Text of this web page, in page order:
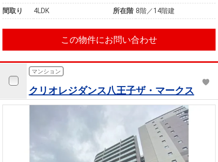
間取り 4LDK 所在階 8階／14階建
この物件にお問い合わせ
マンション
クリオレジダンス八王子ザ・マークス